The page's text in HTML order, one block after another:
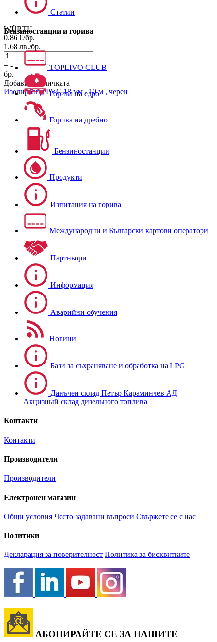
WÜRTH
0.86 €/бр.
1.68 лв./бр.
+ -
бр.
Добави в количката
Изолирбанд PVC 18 мм , 10 м , черен
Статии
Бензиностанции и горива
TOPLIVO CLUB
Горива на едро
Горива на дребно
Бензиностанции
Продукти
Изпитания на горива
Международни и Български картови оператори
Партньори
Информация
Аварийни обучения
Новини
Бази за съхраняване и обработка на LPG
Данъчен склад Петър Караминчев АД
Акцизный склад дизельного топлива
Контакти
Контакти
Производители
Производители
Електронен магазин
Общи условия Често задавани въпроси Свържете се с нас
Политики
Декларация за поверителност Политика за бисквитките
АБОНИРАЙТЕ СЕ ЗА НАШИТЕ